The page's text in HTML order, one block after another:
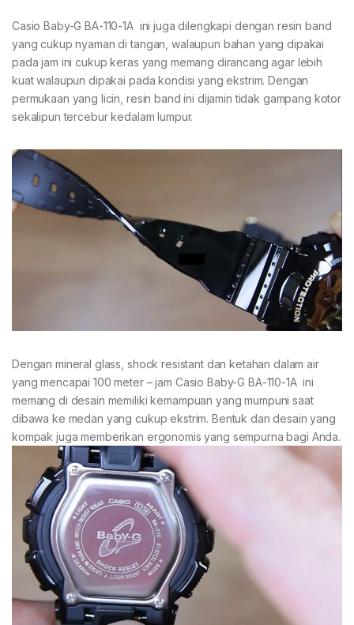
Casio Baby-G BA-110-1A ini juga dilengkapi dengan resin band
yang cukup nyaman di tangan, walaupun bahan yang dipakai
pada jam ini cukup keras yang memang dirancang agar lebih
kuat walaupun dipakai pada kondisi yang ekstrim. Dengan
permukaan yang licin, resin band ini dijamin tidak gampang kotor
sekalipun tercebur kedalam lumpur.
Dengan mineral glass, shock resistant dan ketahan dalam air
yang mencapai 100 meter – jam Casio Baby-G BA-110-1A ini
memang di desain memiliki kemampuan yang mumpuni saat
dibawa ke medan yang cukup ekstrim. Bentuk dan desain yang
kompak juga memberikan ergonomis yang sempurna bagi Anda.